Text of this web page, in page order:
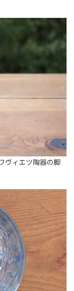
ヴィエツ陶器の脚